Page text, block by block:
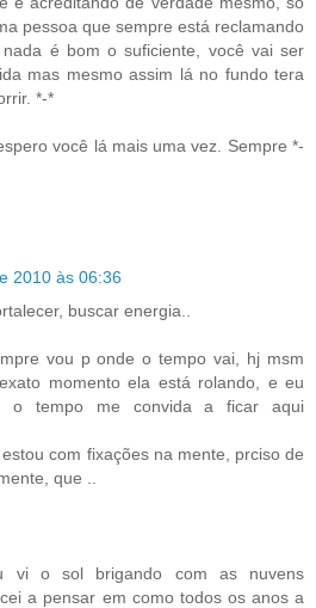
pessoa que sempre está reclamando
é bom o suficiente, você vai ser
mas mesmo assim lá no fundo tera
*-*
você lá mais uma vez. Sempre *-
2010 às 06:36
buscar energia..
vou p onde o tempo vai, hj msm
momento ela está rolando, e eu
o tempo me convida a ficar aqui
com fixações na mente, prciso de
que ..
vi o sol brigando com as nuvens
a pensar em como todos os anos a